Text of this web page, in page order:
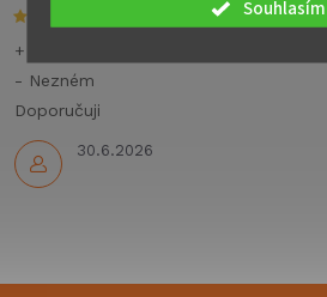
Souhlasím
k
y
v
ý
i
30.6.2026
+ Rychlé dodání,dobré ceny
- Nezném
Doporučuji